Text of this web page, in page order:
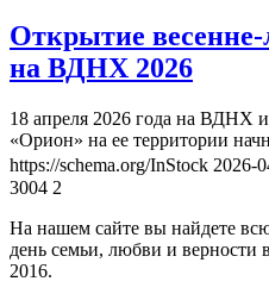
Открытие весенне-
на ВДНХ 2026
18 апреля 2026 года на ВДНХ
«Орион» на ее территории
https://schema.org/InStock 2026-
3004 2
На нашем сайте вы найдете
день семьи, любви и
2016.